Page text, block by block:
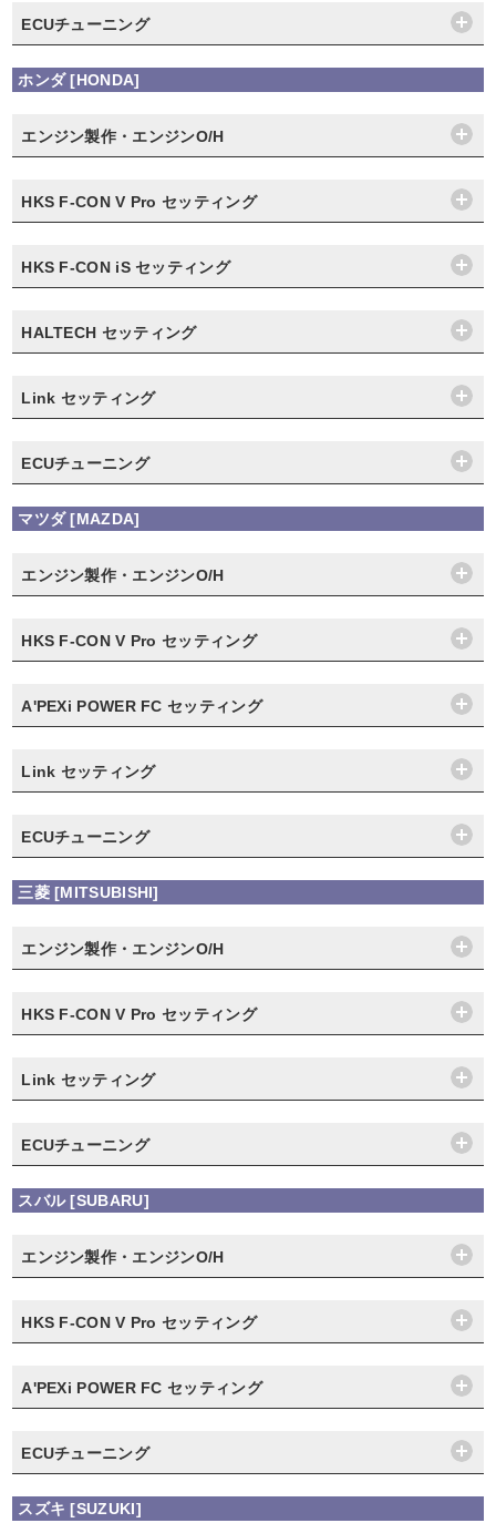
ECUチューニング
ホンダ [HONDA]
エンジン製作・エンジンO/H
HKS F-CON V Pro セッティング
HKS F-CON iS セッティング
HALTECH セッティング
Link セッティング
ECUチューニング
マツダ [MAZDA]
エンジン製作・エンジンO/H
HKS F-CON V Pro セッティング
A'PEXi POWER FC セッティング
Link セッティング
ECUチューニング
三菱 [MITSUBISHI]
エンジン製作・エンジンO/H
HKS F-CON V Pro セッティング
Link セッティング
ECUチューニング
スバル [SUBARU]
エンジン製作・エンジンO/H
HKS F-CON V Pro セッティング
A'PEXi POWER FC セッティング
ECUチューニング
スズキ [SUZUKI]